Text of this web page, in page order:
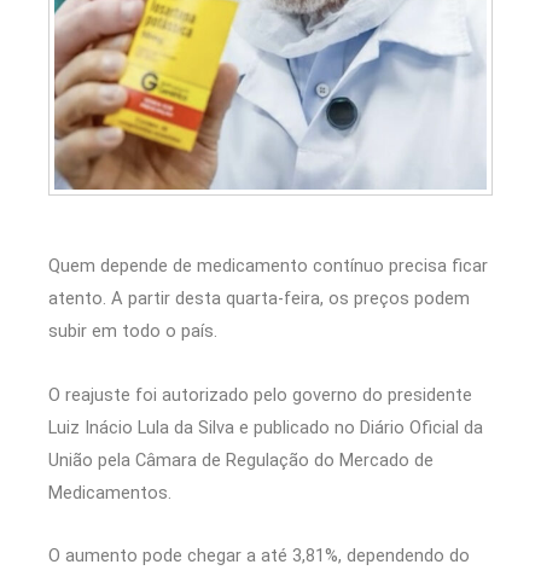
Quem depende de medicamento contínuo precisa ficar
atento. A partir desta quarta-feira, os preços podem
subir em todo o país.
O reajuste foi autorizado pelo governo do presidente
Luiz Inácio Lula da Silva e publicado no Diário Oficial da
União pela Câmara de Regulação do Mercado de
Medicamentos.
O aumento pode chegar a até 3,81%, dependendo do